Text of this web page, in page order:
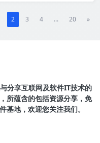
2 3 4 ... 20 »
分享互联网及软件IT技术的
所蕴含的包括资源分享，免
基地，欢迎您关注我们。